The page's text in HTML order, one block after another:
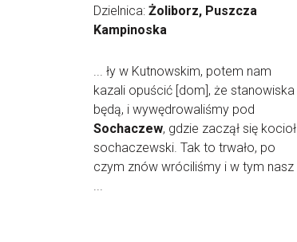
Dzielnica: Żoliborz, Puszcza
Kampinoska
... ły w Kutnowskim, potem nam
kazali opuścić [dom], że stanowiska
będą, i wywędrowaliśmy pod
Sochaczew, gdzie zaczął się kocioł
sochaczewski. Tak to trwało, po
czym znów wróciliśmy i w tym nasz
...